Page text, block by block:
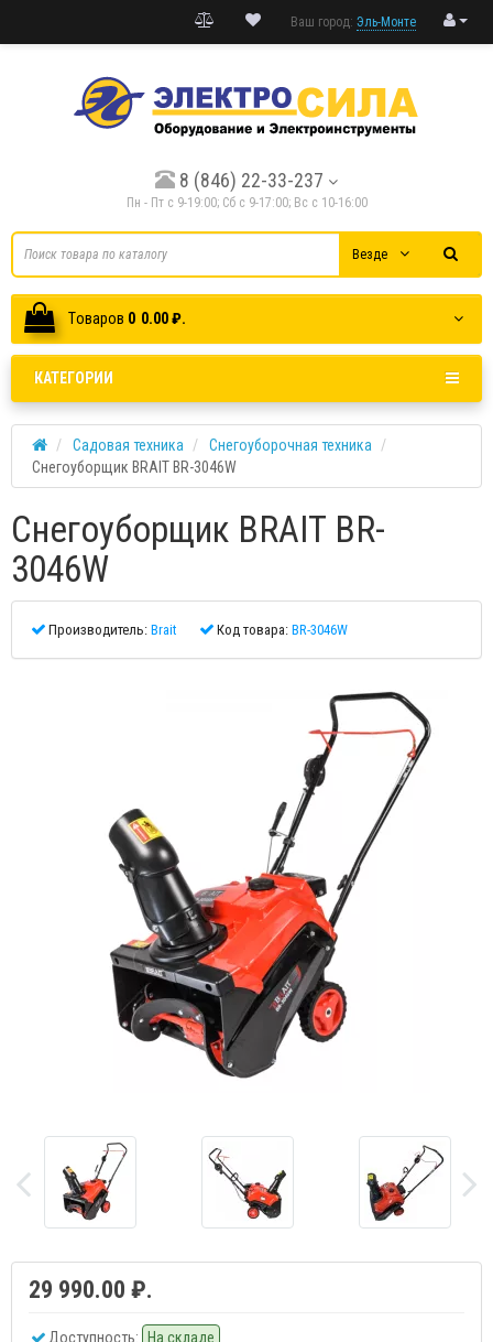
Ваш город: Эль-Монте
8 (846) 22-33-237
Пн - Пт с 9-19:00; Cб с 9-17:00; Вс с 10-16:00
Везде
Tоваров 0 0.00 ₽.
КАТЕГОРИИ
Садовая техника
Снегоуборочная техника
Снегоуборщик BRAIT BR-3046W
Снегоуборщик BRAIT BR-
3046W
Производитель: Brait Код товара: BR-3046W
29 990.00 ₽.
Доступность: На складе